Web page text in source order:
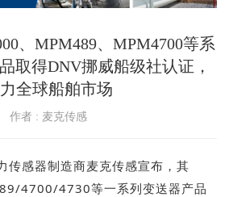
、MPM489、MPM4700等系
取得DNV挪威船级社认证，
全球船舶市场
作者 : 麦克传感
传感器制造商麦克传感宣布，其
4700/4730等一系列变送器产品